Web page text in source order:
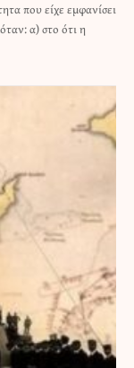
που είχε εμφανίσει
α) στο ότι η